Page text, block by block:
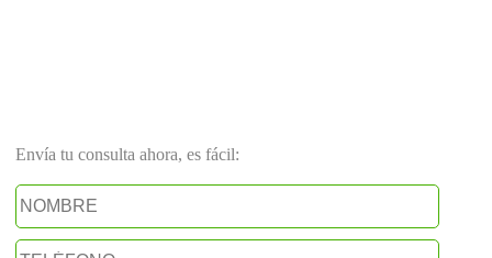
Envía tu consulta ahora, es fácil: